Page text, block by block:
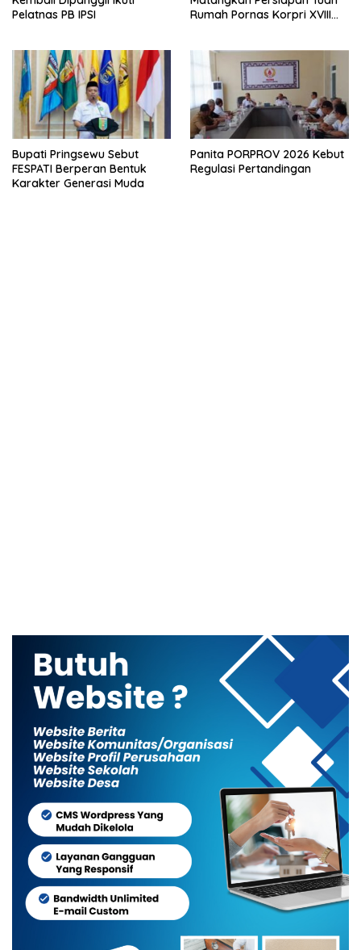
Pelatnas PB IPSI
Rumah Pornas Korpri XVIII
Bupati Pringsewu Sebut
FESPATI Berperan Bentuk
Karakter Generasi Muda
Panita PORPROV 2026 Kebut
Regulasi Pertandingan